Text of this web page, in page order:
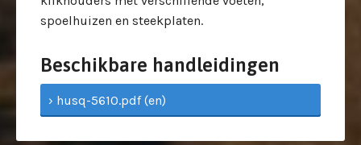
spoelhuizen en steekplaten.
Beschikbare handleidingen
› husq-5610.pdf (en)